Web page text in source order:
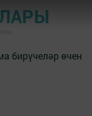
бирүчеләр өчен